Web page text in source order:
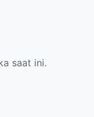
saat ini.